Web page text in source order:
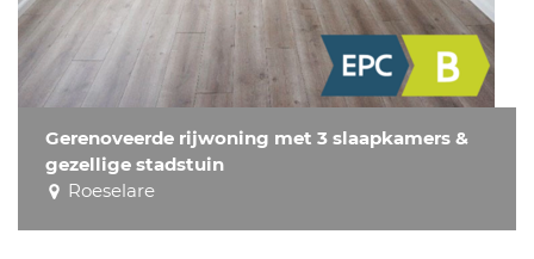
Gerenoveerde rijwoning met 3 slaapkamers &
gezellige stadstuin
Roeselare